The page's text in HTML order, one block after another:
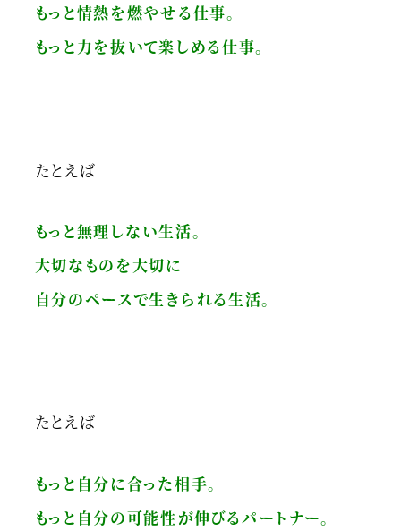
もっと情熱を燃やせる仕事。
もっと力を抜いて楽しめる仕事。
たとえば
もっと無理しない生活。
大切なものを大切に
自分のペースで生きられる生活。
たとえば
もっと自分に合った相手。
もっと自分の可能性が伸びるパートナー。